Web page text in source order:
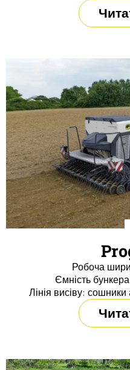
Робоча
Ємність
Лінія висіву: